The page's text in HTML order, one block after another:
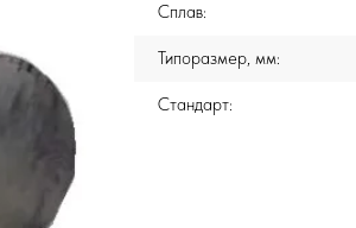
Сплав:
Типоразмер, мм:
Стандарт: